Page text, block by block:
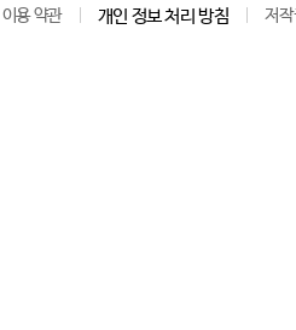
이용 약관 개인 정보 처리 방침 저